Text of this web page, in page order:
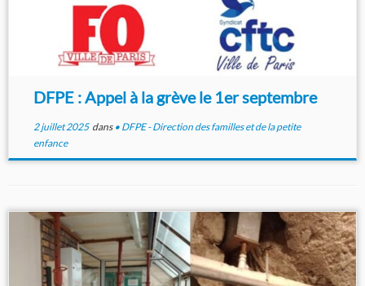
DFPE : Appel à la grève le 1er septembre
2 juillet 2025dans • DFPE - Direction des familles et de la petite
enfance